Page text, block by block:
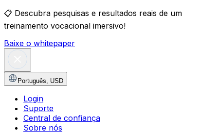
📋 Descubra pesquisas e resultados reais de um
treinamento vocacional imersivo!
Baixe o whitepaper
Português, USD
Login
Suporte
Central de confiança
Sobre nós